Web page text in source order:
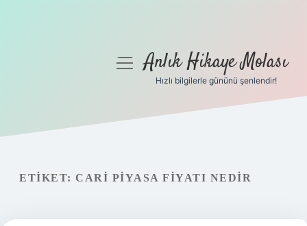
Gizlilik Politikası
menüyüAnlık Hikaye Molası
Hızlı bilgilerle gününü şenlendir!
ETIKET: CARI PIYASA FIYATI NEDIR